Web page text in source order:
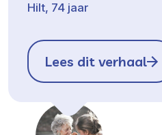
Hilt, 74 jaar
Lees dit verhaal